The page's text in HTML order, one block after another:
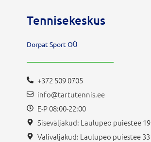
Tennisekeskus
Dorpat Sport OÜ
+372 509 0705
info@tartutennis.ee
E-P 08:00-22:00
Siseväljakud: Laulupeo puiestee 19
Väliväljakud: Laulupeo puiestee 33